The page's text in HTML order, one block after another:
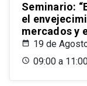
Seminario:
el
mercados y
19 de
09:00 a